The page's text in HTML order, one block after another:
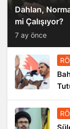
Dahlan,
mi Çalışıyor?
7 ay önce